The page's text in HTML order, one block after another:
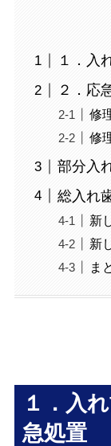
１．入
２．応
修
修
部分入
総入れ
新
新
ま
１．入
急処置